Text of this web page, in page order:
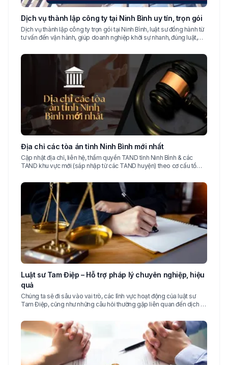
Dịch vụ thành lập công ty tại Ninh Bình uy tín, trọn gói
Dịch vụ thành lập công ty trọn gói tại Ninh Bình, luật sư đồng hành từ
tư vấn đến vận hành, giúp doanh nghiệp khởi sự nhanh, đúng luật,
Địa chỉ các tòa án tỉnh Ninh Bình mới nhất
Cập nhật địa chỉ, liên hệ, thẩm quyền TAND tỉnh Ninh Bình & các
TAND khu vực mới (sáp nhập từ các TAND huyện) theo cơ cấu tổ
Luật sư Tam Điệp – Hỗ trợ pháp lý chuyên nghiệp, hiệu
quả
Chúng ta sẽ đi sâu vào vai trò, các lĩnh vực hoạt động của luật sư
Tam Điệp, cũng như những câu hỏi thường gặp liên quan đến dịch vụ